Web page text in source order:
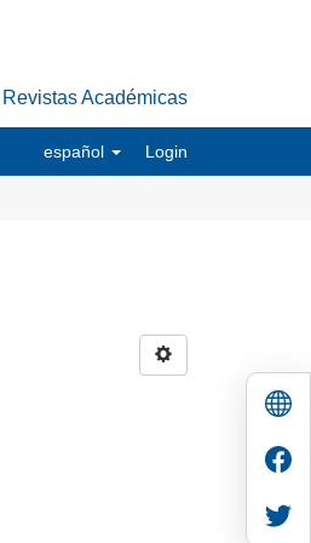
Académicas
español Login